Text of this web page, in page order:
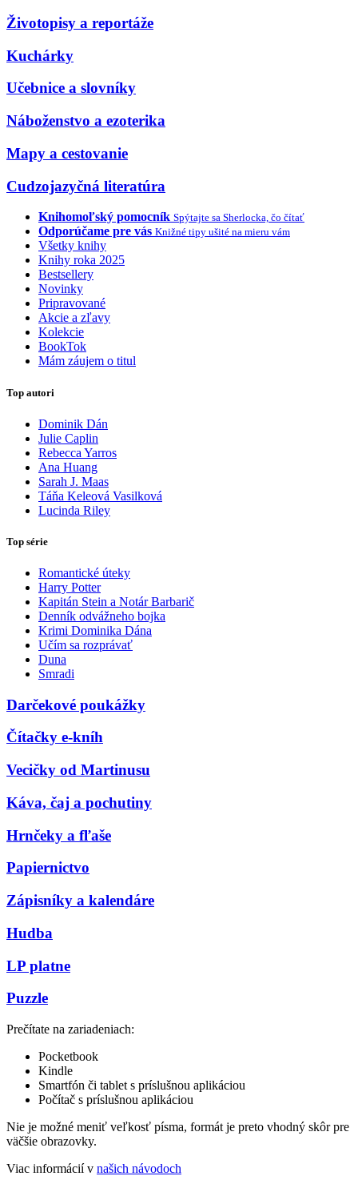
Životopisy a reportáže
Kuchárky
Učebnice a slovníky
Náboženstvo a ezoterika
Mapy a cestovanie
Cudzojazyčná literatúra
Knihomoľský pomocník Spýtajte sa Sherlocka, čo čítať
Odporúčame pre vás Knižné tipy ušité na mieru vám
Všetky knihy
Knihy roka 2025
Bestsellery
Novinky
Pripravované
Akcie a zľavy
Kolekcie
BookTok
Mám záujem o titul
Top autori
Dominik Dán
Julie Caplin
Rebecca Yarros
Ana Huang
Sarah J. Maas
Táňa Keleová Vasilková
Lucinda Riley
Top série
Romantické úteky
Harry Potter
Kapitán Stein a Notár Barbarič
Denník odvážneho bojka
Krimi Dominika Dána
Učím sa rozprávať
Duna
Smradi
Darčekové poukážky
Čítačky e-kníh
Vecičky od Martinusu
Káva, čaj a pochutiny
Hrnčeky a fľaše
Papiernictvo
Zápisníky a kalendáre
Hudba
LP platne
Puzzle
Prečítate na zariadeniach:
Pocketbook
Kindle
Smartfón či tablet s príslušnou aplikáciou
Počítač s príslušnou aplikáciou
Nie je možné meniť veľkosť písma, formát je preto vhodný skôr pre
väčšie obrazovky.
Viac informácií v našich návodoch